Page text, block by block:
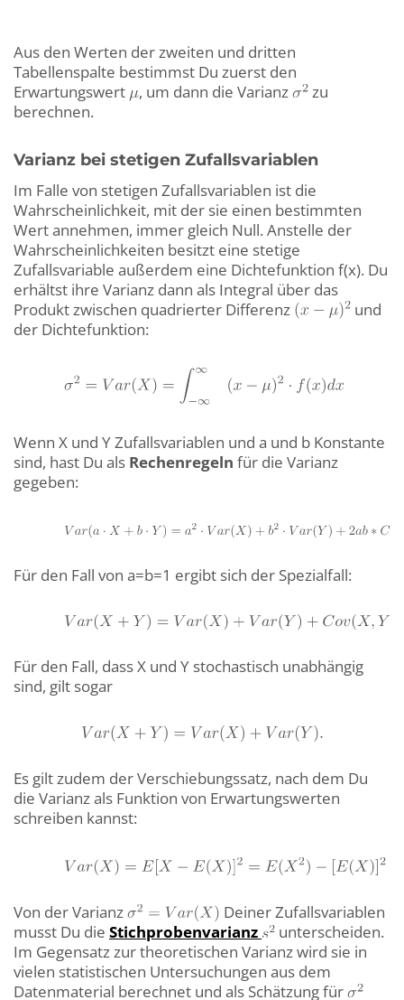
Aus den Werten der zweiten und dritten
Tabellenspalte bestimmst Du zuerst den
Erwartungswert
, um dann die Varianz
zu
berechnen.
Varianz bei stetigen Zufallsvariablen
Im Falle von stetigen Zufallsvariablen ist die
Wahrscheinlichkeit, mit der sie einen bestimmten
Wert annehmen, immer gleich Null. Anstelle der
Wahrscheinlichkeiten besitzt eine stetige
Zufallsvariable außerdem eine Dichtefunktion f(x). Du
erhältst ihre Varianz dann als Integral über das
Produkt zwischen quadrierter Differenz
und
der Dichtefunktion:
Wenn X und Y Zufallsvariablen und a und b Konstante
sind, hast Du als Rechenregeln für die Varianz
gegeben:
Für den Fall von a=b=1 ergibt sich der Spezialfall:
Für den Fall, dass X und Y stochastisch unabhängig
sind, gilt sogar
Es gilt zudem der Verschiebungssatz, nach dem Du
die Varianz als Funktion von Erwartungswerten
schreiben kannst:
Von der Varianz
Deiner Zufallsvariablen
musst Du die Stichprobenvarianz
unterscheiden.
Im Gegensatz zur theoretischen Varianz wird sie in
vielen statistischen Untersuchungen aus dem
Datenmaterial berechnet und als Schätzung für